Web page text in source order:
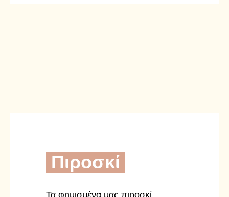
Πιροσκί
Τα φημισμένα μας πιροσκί